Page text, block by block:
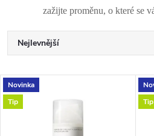
zažijte proměnu, o které se
Ř
a
z
Nejlevnější
Nejprodávanější
V
ý
Novinka
Tip
Tip